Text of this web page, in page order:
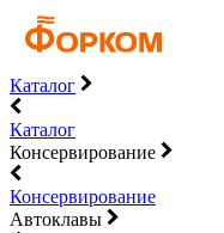
Каталог
Каталог
Консервирование
Консервирование
Автоклавы